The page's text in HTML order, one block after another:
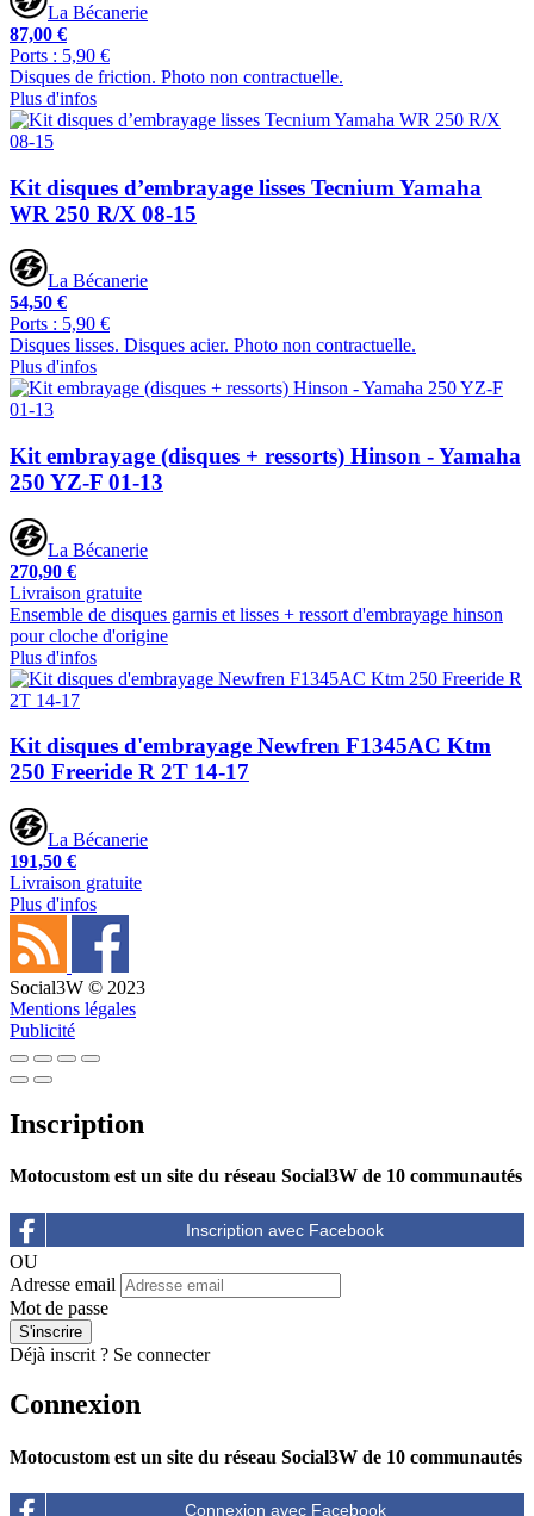
La Bécanerie
87,00 €
Ports : 5,90 €
Disques de friction. Photo non contractuelle.
Plus d'infos
Kit disques d’embrayage lisses Tecnium Yamaha
WR 250 R/X 08-15
La Bécanerie
54,50 €
Ports : 5,90 €
Disques lisses. Disques acier. Photo non contractuelle.
Plus d'infos
Kit embrayage (disques + ressorts) Hinson - Yamaha
250 YZ-F 01-13
La Bécanerie
270,90 €
Livraison gratuite
Ensemble de disques garnis et lisses + ressort d'embrayage hinson
pour cloche d'origine
Plus d'infos
Kit disques d'embrayage Newfren F1345AC Ktm
250 Freeride R 2T 14-17
La Bécanerie
191,50 €
Livraison gratuite
Plus d'infos
Social3W © 2023
Mentions légales
Publicité
Inscription
Motocustom est un site du réseau Social3W de 10 communautés
OU
Adresse email
Mot de passe
Déjà inscrit ? Se connecter
Connexion
Motocustom est un site du réseau Social3W de 10 communautés